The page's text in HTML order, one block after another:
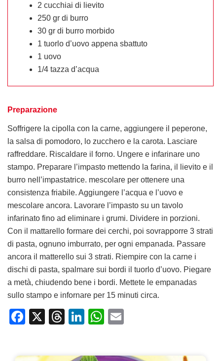
2 cucchiai di lievito
250 gr di burro
30 gr di burro morbido
1 tuorlo d’uovo appena sbattuto
1 uovo
1/4 tazza d’acqua
Preparazione
Soffrigere la cipolla con la carne, aggiungere il peperone,
la salsa di pomodoro, lo zucchero e la carota. Lasciare
raffreddare. Riscaldare il forno. Ungere e infarinare uno
stampo. Preparare l’impasto mettendo la farina, il lievito e il
burro nell’impastatrice. mescolare per ottenere una
consistenza friabile. Aggiungere l’acqua e l’uovo e
mescolare ancora. Lavorare l’impasto su un tavolo
infarinato fino ad eliminare i grumi. Dividere in porzioni.
Con il mattarello formare dei cerchi, poi sovrapporre 3 strati
di pasta, ognuno imburrato, per ogni empanada. Passare
ancora il matterello sui 3 strati. Riempire con la carne i
dischi di pasta, spalmare sui bordi il tuorlo d’uovo. Piegare
a metà, chiudendo bene i bordi. Mettete le empanadas
sullo stampo e infornare per 15 minuti circa.
Facebook
X Threads
LinkedIn
WhatsApp